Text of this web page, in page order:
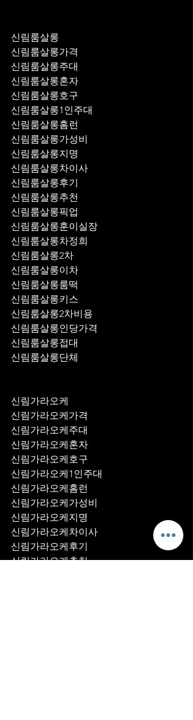
신림룸살롱
신림룸살롱가격
신림룸살롱주대
신림룸살롱혼자
신림룸살롱호구
신림룸살롱1인주대
신림룸살롱홈런
신림룸살롱가성비
신림룸살롱지명
신림룸살롱차이사
신림룸살롱후기
신림룸살롱추천
신림룸살롱훈이실장
신림룸살롱차정희
신림룸살롱2차
신림룸살롱이차
신림룸살롱룸떡
신림룸살롱키스
신림룸살롱2차비용
신림룸살롱인당가격
신림룸살롱접대
신림룸살롱단체
신림가라오케
신림가라오케가격
신림가라오케주대
신림가라오케혼자
신림가라오케호구
신림가라오케1인주대
신림가라오케홈런
신림가라오케가성비
신림가라오케지명
신림가라오케차이사
신림가라오케후기
신림가라오케추천